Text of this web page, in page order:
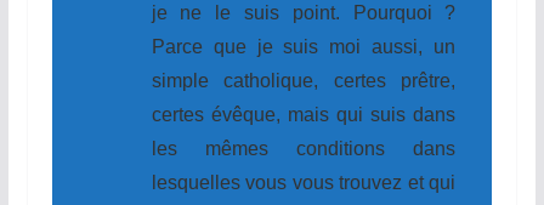
je ne le suis point. Pourquoi ?
Parce que je suis moi aussi, un
simple catholique, certes prêtre,
certes évêque, mais qui suis dans
les mêmes conditions dans
lesquelles vous vous trouvez et qui